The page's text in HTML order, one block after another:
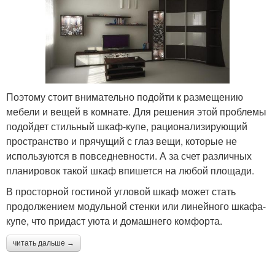
Поэтому стоит внимательно подойти к размещению
мебели и вещей в комнате. Для решения этой проблемы
подойдет стильный шкаф-купе, рационализирующий
пространство и прячущий с глаз вещи, которые не
используются в повседневности. А за счет различных
планировок такой шкаф впишется на любой площади.
В просторной гостиной угловой шкаф может стать
продолжением модульной стенки или линейного шкафа-
купе, что придаст уюта и домашнего комфорта.
читать дальше →